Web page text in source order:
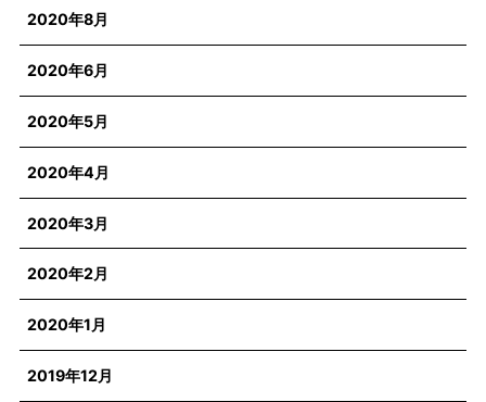
2020年8月
2020年6月
2020年5月
2020年4月
2020年3月
2020年2月
2020年1月
2019年12月